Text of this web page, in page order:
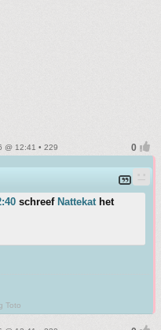
@ 12:41 • 229
schreef Nattekathet
Toto